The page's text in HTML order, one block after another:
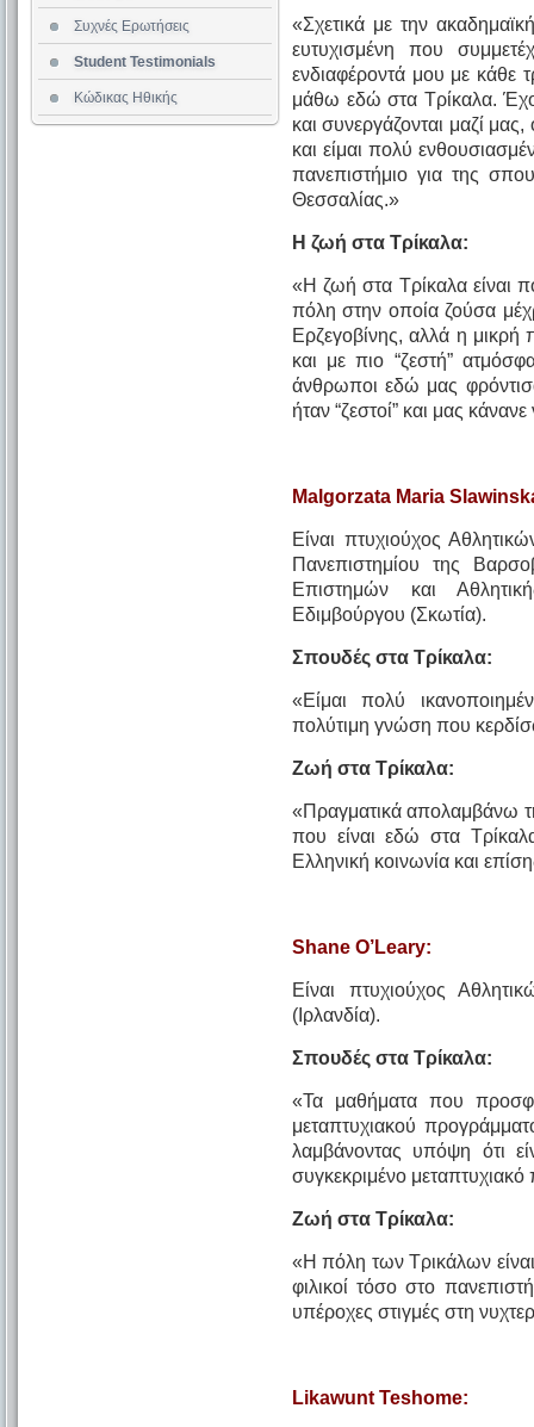
«Σχετικά με την
ευτυχισμένη που
ενδιαφέροντά μου με
μάθω εδώ στα Τρίκαλα.
και συνεργάζονται μαζί μας,
και είμαι πολύ
πανεπιστήμιο για της
Θεσσαλίας.»
Η ζωή στα Τρίκαλα:
«Η ζωή στα Τρίκαλα είναι
πόλη στην οποία ζούσα
Ερζεγοβίνης, αλλά η
και με πιο “ζεστή”
άνθρωποι εδώ μας
ήταν “ζεστοί” και μας
Malgorzata Maria
Είναι πτυχιούχος
Πανεπιστημίου της
Επιστημών και
Εδιμβούργου (Σκωτία).
Σπουδές στα Τρίκαλα:
«Είμαι πολύ
πολύτιμη γνώση που
Ζωή στα Τρίκαλα:
«Πραγματικά απολαμβάνω
που είναι εδώ στα
Ελληνική κοινωνία και
Shane O’Leary:
Είναι πτυχιούχος
(Ιρλανδία).
Σπουδές στα Τρίκαλα:
«Τα μαθήματα που
μεταπτυχιακού
λαμβάνοντας υπόψη ότι
συγκεκριμένο
Ζωή στα Τρίκαλα:
«Η πόλη των Τρικάλων
φιλικοί τόσο στο
υπέροχες στιγμές στη
Likawunt Teshome:
Συχνές Ερωτήσεις
Student Testimonials
Κώδικας Ηθικής